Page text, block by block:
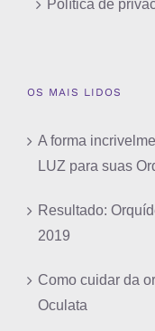
Política de
OS MAIS LIDOS
A forma
LUZ para suas
Resultado:
2019
Como cuidar da
Oculata